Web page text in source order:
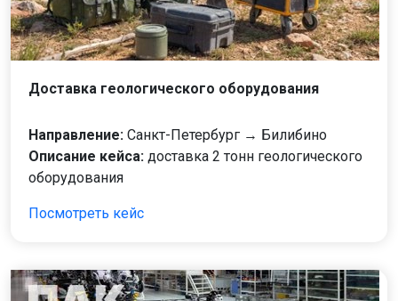
Доставка геологического оборудования
Направление: Санкт-Петербург → Билибино
Описание кейса: доставка 2 тонн геологического
оборудования
Посмотреть кейс